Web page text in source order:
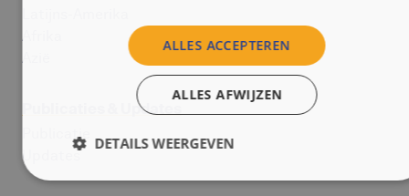
Afrika
Azië
Publicaties & Updates
Publicatie
Updates
ALLES ACCEPTEREN
ALLES AFWIJZEN
DETAILS WEERGEVEN